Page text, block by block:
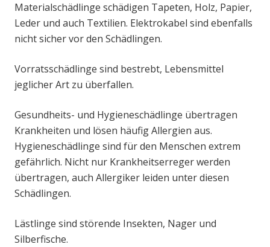
Materialschädlinge schädigen Tapeten, Holz, Papier,
Leder und auch Textilien. Elektrokabel sind ebenfalls
nicht sicher vor den Schädlingen.
Vorratsschädlinge sind bestrebt, Lebensmittel
jeglicher Art zu überfallen.
Gesundheits- und Hygieneschädlinge übertragen
Krankheiten und lösen häufig Allergien aus.
Hygieneschädlinge sind für den Menschen extrem
gefährlich. Nicht nur Krankheitserreger werden
übertragen, auch Allergiker leiden unter diesen
Schädlingen.
Lästlinge sind störende Insekten, Nager und
Silberfische.